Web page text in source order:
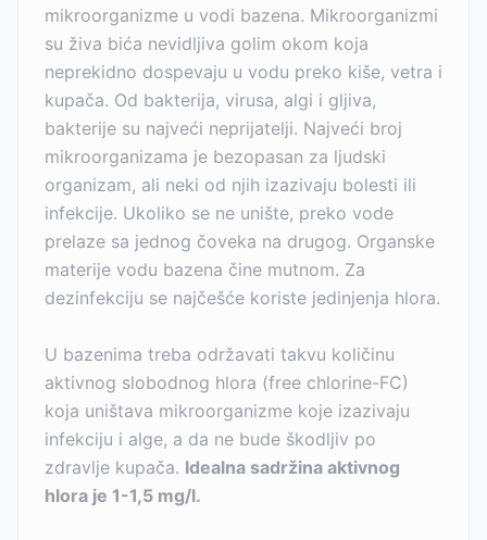
mikroorganizme u vodi bazena. Mikroorganizmi
su živa bića nevidljiva golim okom koja
neprekidno dospevaju u vodu preko kiše, vetra i
kupača. Od bakterija, virusa, algi i gljiva,
bakterije su najveći neprijatelji. Najveći broj
mikroorganizama je bezopasan za ljudski
organizam, ali neki od njih izazivaju bolesti ili
infekcije. Ukoliko se ne unište, preko vode
prelaze sa jednog čoveka na drugog. Organske
materije vodu bazena čine mutnom. Za
dezinfekciju se najčešće koriste jedinjenja hlora.
U bazenima treba održavati takvu količinu
aktivnog slobodnog hlora (free chlorine-FC)
koja uništava mikroorganizme koje izazivaju
infekciju i alge, a da ne bude škodljiv po
zdravlje kupača. Idealna sadržina aktivnog
hlora je 1-1,5 mg/l.